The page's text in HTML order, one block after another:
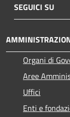
SEGUICI SU
Organi di
Aree
Uffici
Enti e